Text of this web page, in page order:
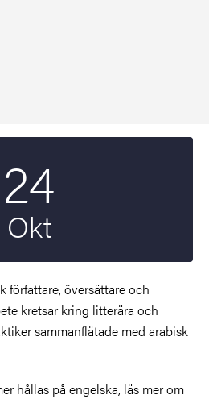
24
Okt
författare, översättare och
kretsar kring litterära och
sammanflätade med arabisk
hållas på engelska, läs mer om